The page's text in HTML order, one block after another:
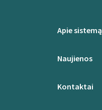
Apie sistemą
Naujienos
Kontaktai